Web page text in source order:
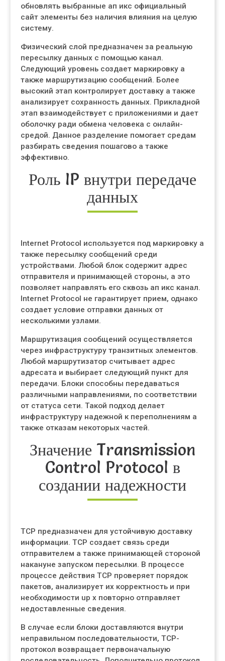
обновлять выбранные ап икс официальный
сайт элементы без наличия влияния на целую
систему.
Физический слой предназначен за реальную
пересылку данных с помощью канал.
Следующий уровень создает маркировку а
также маршрутизацию сообщений. Более
высокий этап контролирует доставку а также
анализирует сохранность данных. Прикладной
этап взаимодействует с приложениями и дает
оболочку ради обмена человека с онлайн-
средой. Данное разделение помогает средам
разбирать сведения пошагово а также
эффективно.
Роль IP внутри передаче
данных
Internet Protocol используется под маркировку а
также пересылку сообщений среди
устройствами. Любой блок содержит адрес
отправителя и принимающей стороны, а это
позволяет направлять его сквозь ап икс канал.
Internet Protocol не гарантирует прием, однако
создает условие отправки данных от
несколькими узлами.
Маршрутизация сообщений осуществляется
через инфраструктуру транзитных элементов.
Любой маршрутизатор считывает адрес
адресата и выбирает следующий пункт для
передачи. Блоки способны передаваться
различными направлениями, по соответствии
от статуса сети. Такой подход делает
инфраструктуру надежной к переполнениям а
также отказам некоторых частей.
Значение Transmission
Control Protocol в
создании надежности
TCP предназначен для устойчивую доставку
информации. TCP создает связь среди
отправителем а также принимающей стороной
накануне запуском пересылки. В процессе
процессе действия TCP проверяет порядок
пакетов, анализирует их корректность и при
необходимости up x повторно отправляет
недоставленные сведения.
В случае если блоки доставляются внутри
неправильном последовательности, TCP-
протокол возвращает первоначальную